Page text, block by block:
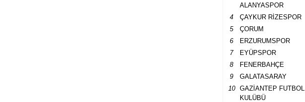
ALANYASPOR
4 ÇAYKUR RİZESPOR
5
ÇORUM
6
ERZURUMSPOR
7
EYÜPSPOR
8
FENERBAHÇE
9
GALATASARAY
10
GAZİANTEP FUTBOL
KULÜBÜ